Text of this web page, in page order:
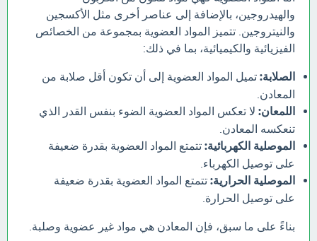
والهيدروجين، بالإضافة إلى عناصر أخرى مثل الأكسجين
والنيتروجين. تتميز المواد العضوية بمجموعة من الخصائص
الفيزيائية والكيميائية، بما في ذلك:
الصلابة: تميل المواد العضوية إلى أن تكون أقل صلابة من
المعادن.
اللمعان: لا تعكس المواد العضوية الضوء بنفس القدر الذي
تنعكسه المعادن.
الموصلية الكهربائية: تتمتع المواد العضوية بقدرة ضعيفة
على توصيل الكهرباء.
الموصلية الحرارية: تتمتع المواد العضوية بقدرة ضعيفة
على توصيل الحرارة.
بناءً على ما سبق، فإن المعادن هي مواد غير عضوية وصلبة.